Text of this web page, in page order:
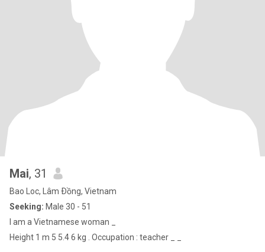
Mai, 31
Bao Loc, Lâm Ðồng, Vietnam
Seeking: Male 30 - 51
I am a Vietnamese woman _
Height 1 m 5 5.4 6 kg . Occupation : teacher _ _